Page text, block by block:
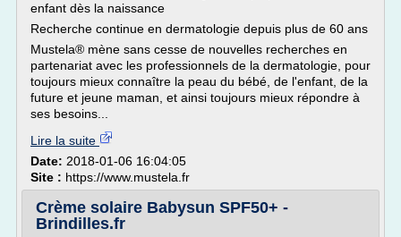
enfant dès la naissance
Recherche continue en dermatologie depuis plus de 60 ans
Mustela® mène sans cesse de nouvelles recherches en
partenariat avec les professionnels de la dermatologie, pour
toujours mieux connaître la peau du bébé, de l'enfant, de la
future et jeune maman, et ainsi toujours mieux répondre à
ses besoins...
Lire la suite
Date: 2018-01-06 16:04:05
Site : https://www.mustela.fr
Crème solaire Babysun SPF50+ -
Brindilles.fr